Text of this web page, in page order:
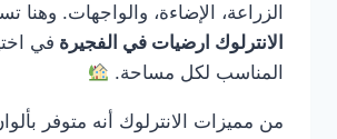
الزراعة، الإضاءة، والواجهات. وهنا
الانترلوك ارضيات في الفجيرة في
المناسب لكل مساحة.
من مميزات الانترلوك أنه متوفر